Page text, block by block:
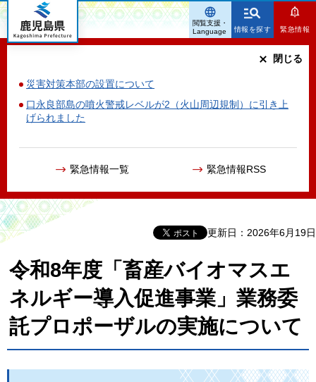
鹿児島県
情報を探す 緊急情報
災害対策本部の設置について
口永良部島の噴火警戒レベルが2（火山周辺規制）に引き上
げられました
緊急情報一覧 緊急情報RSS
閉じる
閲覧支援・
Language
更新日：2026年6月19日
令和8年度「畜産バイオマスエ
ネルギー導入促進事業」業務委
託プロポーザルの実施について